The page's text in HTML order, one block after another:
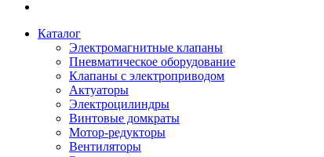
Каталог
Электромагнитные клапаны
Пневматическое оборудование
Клапаны с электроприводом
Актуаторы
Электроцилиндры
Винтовые домкраты
Мотор-редукторы
Вентиляторы